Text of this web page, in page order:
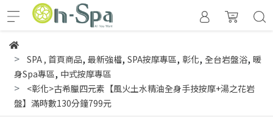
SPA , 首頁商品, 最新強檔, SPA按摩專區, 彰化, 全台岩盤浴, 暖
身Spa專區, 中式按摩專區
<彰化>古希臘四元素【風火土水精油全身手技按摩+湯之花岩
盤】滿時數130分鐘799元